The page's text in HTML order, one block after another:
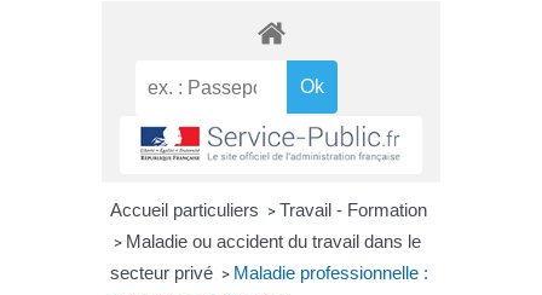
Accueil particuliers > Travail - Formation
> Maladie ou accident du travail dans le
secteur privé > Maladie professionnelle :